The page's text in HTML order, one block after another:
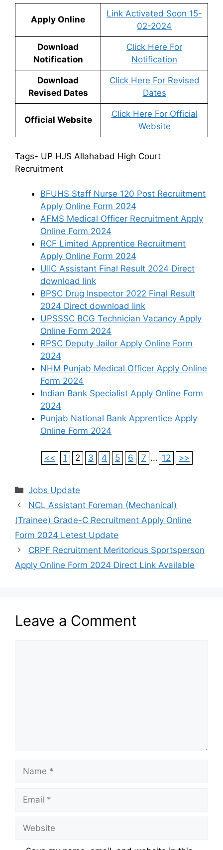
Apply Online
Link Activated Soon 15-
02-2024
Download
Notification
Click Here For
Notification
Download
Revised Dates
Click Here For Revised
Dates
Official Website
Click Here For Official
Website
Tags- UP HJS Allahabad High Court
Recruitment
BFUHS Staff Nurse 120 Post Recruitment
Apply Online Form 2024
AFMS Medical Officer Recruitment Apply
Online Form 2024
RCF Limited Apprentice Recruitment
Apply Online Form 2024
UIIC Assistant Final Result 2024 Direct
download link
BPSC Drug Inspector 2022 Final Result
2024 Direct download link
UPSSSC BCG Technician Vacancy Apply
Online Form 2024
RPSC Deputy Jailor Apply Online Form
2024
NHM Punjab Medical Officer Apply Online
Form 2024
Indian Bank Specialist Apply Online Form
2024
Punjab National Bank Apprentice Apply
Online Form 2024
<< 1 2 3 4 5 6 7 ... 12 >>
Categories
Jobs Update
NCL Assistant Foreman (Mechanical)
(Trainee) Grade-C Recruitment Apply Online
Form 2024 Letest Update
CRPF Recruitment Meritorious Sportsperson
Apply Online Form 2024 Direct Link Available
Leave a Comment